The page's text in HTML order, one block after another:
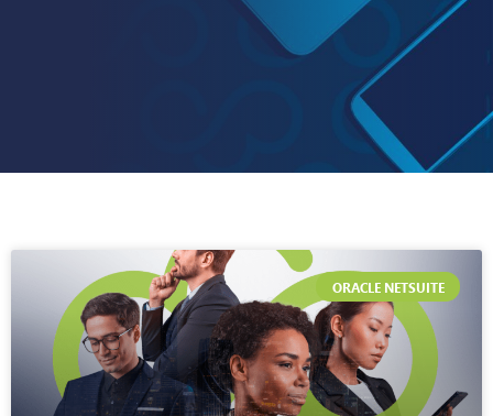
ORACLE NETSUITE